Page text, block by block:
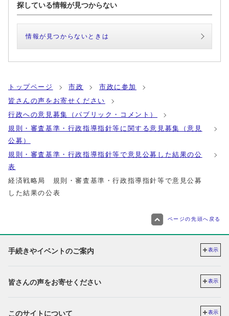
探している情報が見つからない
情報が見つからないときは
トップページ 市政
市政に参加
皆さんの声をお寄せください
行政への意見募集（パブリック・コメント）
規則・審査基準・行政指導指針等に関する意見募集（意見
公募）
規則・審査基準・行政指導指針等で意見公募した結果の公
表
経済戦略局 規則・審査基準・行政指導指針等で意見公募
した結果の公表
ページの先頭へ戻る
手続きやイベントのご案内 表示
皆さんの声をお寄せください 表示
このサイトについて 表示